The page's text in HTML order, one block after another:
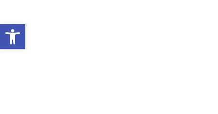
Abrir a barra de ferramentas